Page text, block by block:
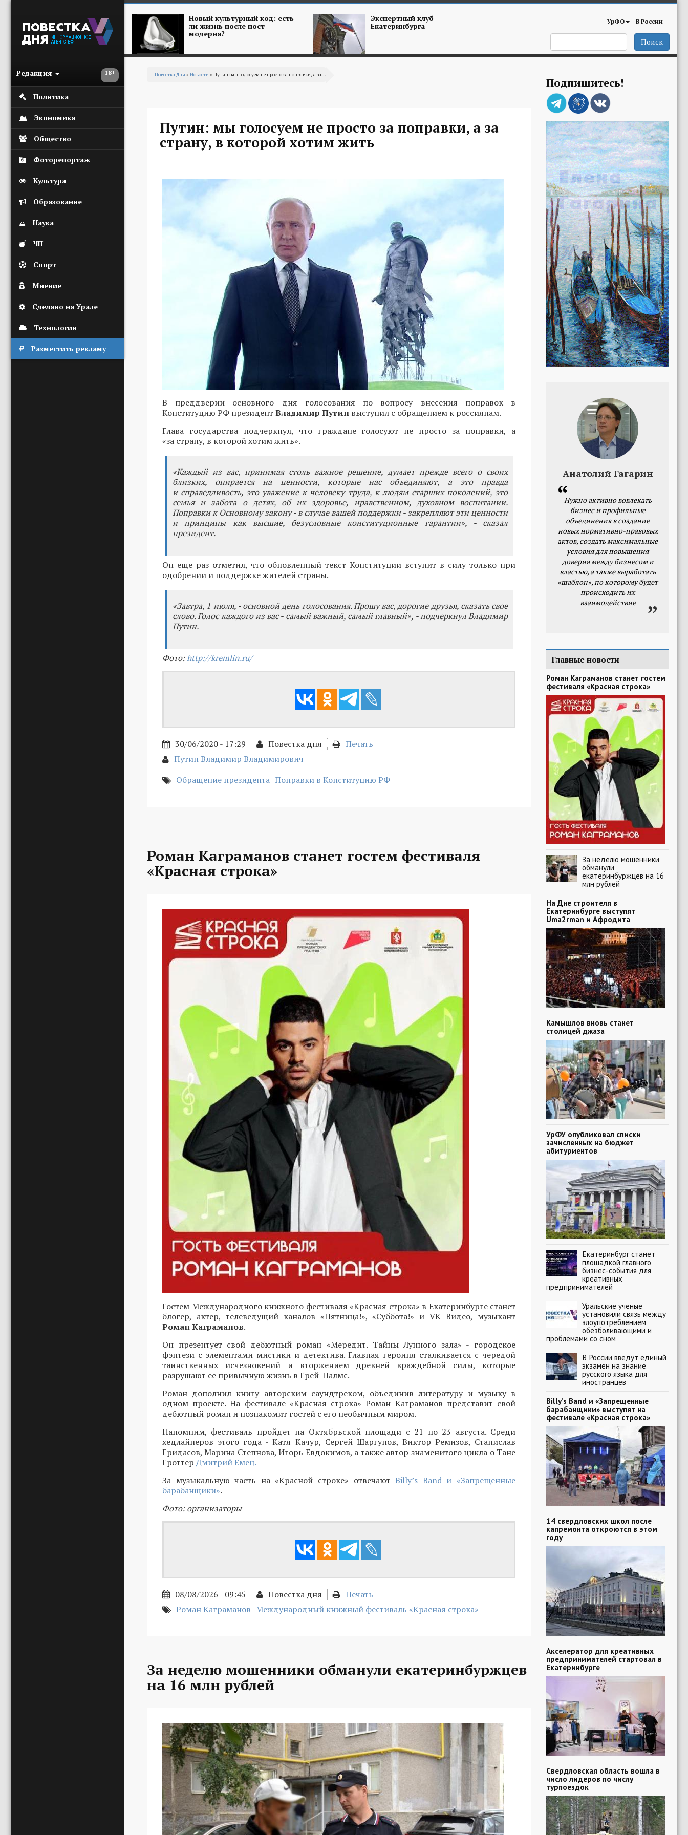
18+
Редакция
Политика
Экономика
Общество
Фоторепортаж
Культура
Образование
Наука
ЧП
Спорт
Мнение
Сделано на Урале
Технологии
Разместить рекламу
Новый культурный код: есть
ли жизнь после пост-
модерна?
Экспертный клуб
Екатеринбурга УрФО В России
Поиск
Повестка Дня» Новости» Путин: мы голосуем не просто за поправки, а за...
Путин: мы голосуем не просто за поправки, а за
страну, в которой хотим жить
В преддверии основного дня голосования по вопросу внесения поправок в
Конституцию РФ президент Владимир Путин выступил с обращением к россиянам.
Глава государства подчеркнул, что граждане голосуют не просто за поправки, а
«за страну, в которой хотим жить».
«Каждый из вас, принимая столь важное решение, думает прежде всего о своих
близких, опирается на ценности, которые нас объединяют, а это правда
и справедливость, это уважение к человеку труда, к людям старших поколений, это
семья и забота о детях, об их здоровье, нравственном, духовном воспитании.
Поправки к Основному закону - в случае вашей поддержки - закрепляют эти ценности
и принципы как высшие, безусловные конституционные гарантии», - сказал
президент.
Он еще раз отметил, что обновленный текст Конституции вступит в силу только при
одобрении и поддержке жителей страны.
«Завтра, 1 июля, - основной день голосования. Прошу вас, дорогие друзья, сказать свое
слово. Голос каждого из вас - самый важный, самый главный», - подчеркнул Владимир
Путин.
Фото:http://kremlin.ru/
30/06/2020 - 17:29 Повестка дня
Печать
Путин Владимир Владимирович
Обращение президента Поправки в Конституцию РФ
Роман Каграманов станет гостем фестиваля
«Красная строка»
Гостем Международного книжного фестиваля «Красная строка» в Екатеринбурге станет
блогер, актер, телеведущий каналов «Пятница!», «Суббота!» и VK Видео, музыкант
Роман Каграманов.
Он презентует свой дебютный роман «Мередит. Тайны Лунного зала» - городское
фэнтези с элементами мистики и детектива. Главная героиня сталкивается с чередой
таинственных исчезновений и вторжением древней враждебной силы, которые
разрушают ее привычную жизнь в Грей-Палмс.
Роман дополнил книгу авторским саундтреком, объединив литературу и музыку в
одном проекте. На фестивале «Красная строка» Роман Каграманов представит свой
дебютный роман и познакомит гостей с его необычным миром.
Напомним, фестиваль пройдет на Октябрьской площади с 21 по 23 августа. Среди
хедлайнеров этого года - Катя Качур, Сергей Шаргунов, Виктор Ремизов, Станислав
Гридасов, Марина Степнова, Игорь Евдокимов, а также автор знаменитого цикла о Тане
ГроттерДмитрий Емец.
За музыкальную часть на «Красной строке» отвечаютBilly’s Band и «Запрещенные
барабанщики».
Фото: организаторы
08/08/2026 - 09:45 Повестка дня
Печать
Роман Каграманов Международный книжный фестиваль «Красная строка»
За неделю мошенники обманули екатеринбуржцев
на 16 млн рублей
Подпишитесь!
Анатолий Гагарин
Нужно активно вовлекать
бизнес и профильные
объединения в создание
новых нормативно-правовых
актов, создать максимальные
условия для повышения
доверия между бизнесом и
властью, а также выработать
«шаблон», по которому будет
происходить их
взаимодействие
Главные новости
Роман Каграманов станет гостем
фестиваля «Красная строка»
За неделю мошенники
обманули
екатеринбуржцев на 16
млн рублей
На Дне строителя в
Екатеринбурге выступят
Uma2rman и Афродита
Камышлов вновь станет
столицей джаза
УрФУ опубликовал списки
зачисленных на бюджет
абитуриентов
Екатеринбург станет
площадкой главного
бизнес-события для
креативных
предпринимателей
Уральские ученые
установили связь между
злоупотреблением
обезболивающими и
проблемами со сном
В России введут единый
экзамен на знание
русского языка для
иностранцев
Billy’s Band и «Запрещенные
барабанщики» выступят на
фестивале «Красная строка»
14 свердловских школ после
капремонта откроются в этом
году
Акселератор для креативных
предпринимателей стартовал в
Екатеринбурге
Свердловская область вошла в
число лидеров по числу
турпоездок